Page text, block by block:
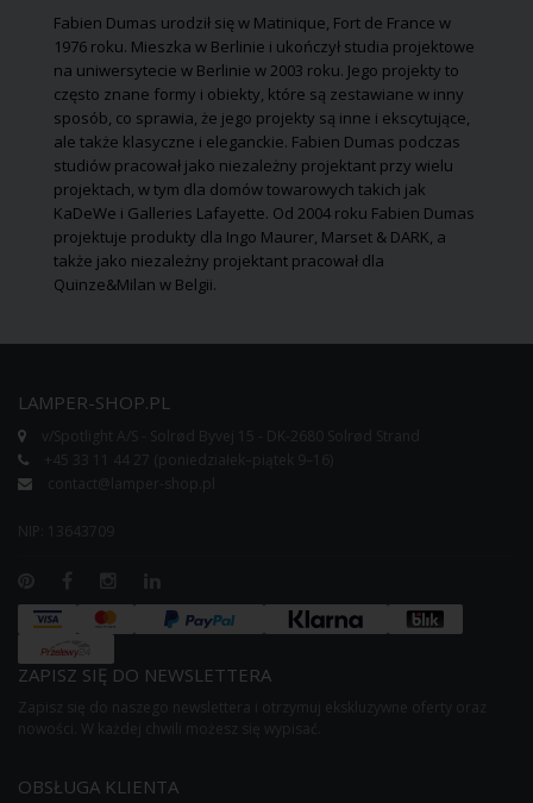
Fabien Dumas urodził się w Matinique, Fort de France w
1976 roku. Mieszka w Berlinie i ukończył studia projektowe
na uniwersytecie w Berlinie w 2003 roku. Jego projekty to
często znane formy i obiekty, które są zestawiane w inny
sposób, co sprawia, że jego projekty są inne i ekscytujące,
ale także klasyczne i eleganckie. Fabien Dumas podczas
studiów pracował jako niezależny projektant przy wielu
projektach, w tym dla domów towarowych takich jak
KaDeWe i Galleries Lafayette. Od 2004 roku Fabien Dumas
projektuje produkty dla Ingo Maurer, Marset & DARK, a
także jako niezależny projektant pracował dla
Quinze&Milan w Belgii.
LAMPER-SHOP.PL
ZAPISZ SIĘ DO NEWSLETTERA
OBSŁUGA KLIENTA